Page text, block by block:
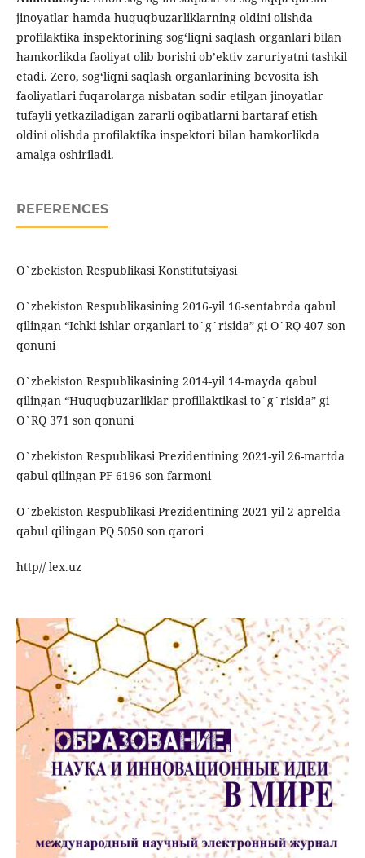
jinoyatlar hamda huquqbuzarliklarning oldini olishda
profilaktika inspektorining sog‘liqni saqlash organlari bilan
hamkorlikda faoliyat olib borishi ob’ektiv zaruriyatni tashkil
etadi. Zero, sog‘liqni saqlash organlarining bevosita ish
faoliyatlari fuqarolarga nisbatan sodir etilgan jinoyatlar
tufayli yetkaziladigan zararli oqibatlarni bartaraf etish
oldini olishda profilaktika inspektori bilan hamkorlikda
amalga oshiriladi.
REFERENCES
O`zbekiston Respublikasi Konstitutsiyasi
O`zbekiston Respublikasining 2016-yil 16-sentabrda qabul
qilingan “Ichki ishlar organlari to`g`risida” gi O`RQ 407 son
qonuni
O`zbekiston Respublikasining 2014-yil 14-mayda qabul
qilingan “Huquqbuzarliklar profillaktikasi to`g`risida” gi
O`RQ 371 son qonuni
O`zbekiston Respublikasi Prezidentining 2021-yil 26-martda
qabul qilingan PF 6196 son farmoni
O`zbekiston Respublikasi Prezidentining 2021-yil 2-aprelda
qabul qilingan PQ 5050 son qarori
http// lex.uz